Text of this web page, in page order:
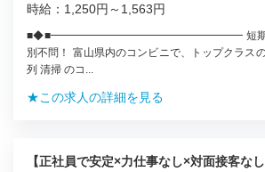
時給：1,250円～1,563円
■◆■━━━━━━━━━━━━━━━━━━ 短期OK
別不問！ 富山県内のコンビニで、トップクラス
列 清掃 のコ...
★この求人の詳細を見る
【正社員で安定×力仕事なし×対面接客な